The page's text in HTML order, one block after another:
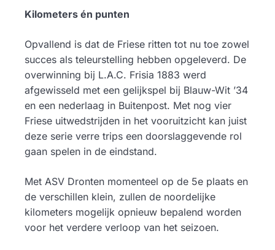
Kilometers én punten
Opvallend is dat de Friese ritten tot nu toe zowel
succes als teleurstelling hebben opgeleverd. De
overwinning bij L.A.C. Frisia 1883 werd
afgewisseld met een gelijkspel bij Blauw-Wit ’34
en een nederlaag in Buitenpost. Met nog vier
Friese uitwedstrijden in het vooruitzicht kan juist
deze serie verre trips een doorslaggevende rol
gaan spelen in de eindstand.
Met ASV Dronten momenteel op de 5e plaats en
de verschillen klein, zullen de noordelijke
kilometers mogelijk opnieuw bepalend worden
voor het verdere verloop van het seizoen.